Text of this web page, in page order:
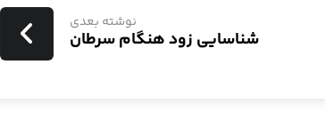
نوشته بعدی
شناسایی زود هنگام سرطان